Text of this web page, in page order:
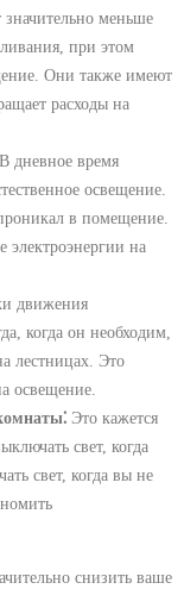
меньше
при этом
Они также имеют
расходы на
В дневное время
освещение.
в помещение.
электроэнергии на
движения
когда он необходим,
лестницах. Это
освещение.
Это кажется
свет, когда
свет, когда вы не
снизить ваше